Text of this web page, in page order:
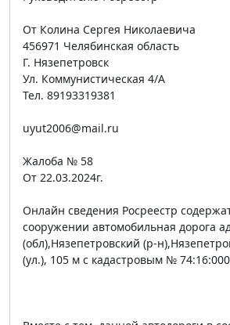
От Колина Сергея Николаевича
456971 Челябинская область
Г. Нязепетровск
Ул. Коммунистическая 4/А
Тел. 89193319381
uyut2006@mail.ru
Жалоба № 58
От 22.03.2024г.
Онлайн сведения Росреестр
сооружении автомобильная дорога
(обл),Нязепетровский (р-
(ул.), 105 м с кадастровым №